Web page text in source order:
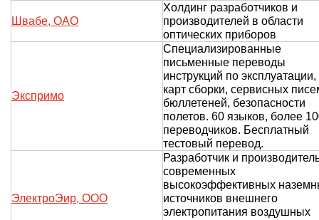
Швабе, ОАО
Холдинг разработчиков и
производителей в области
оптических приборов
Экспримо
Специализированные
письменные переводы
инструкций по эксплуатации,
карт сборки, сервисных
бюллетеней, безопасности
полетов. 60 языков, более
переводчиков. Бесплатный
тестовый перевод.
ЭлектроЭир, ООО
Разработчик и
современных
высокоэффективных
источников внешнего
электропитания воздушных